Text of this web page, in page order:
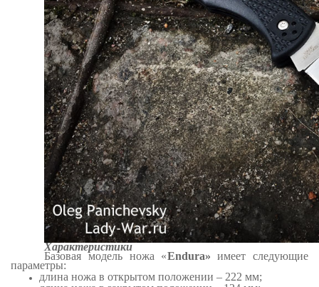
Характеристики
Базовая модель ножа «Endura» имеет следующие
параметры:
длина ножа в открытом положении – 222 мм;